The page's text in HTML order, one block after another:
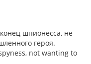
шпионесса, не
героя.
not wanting to